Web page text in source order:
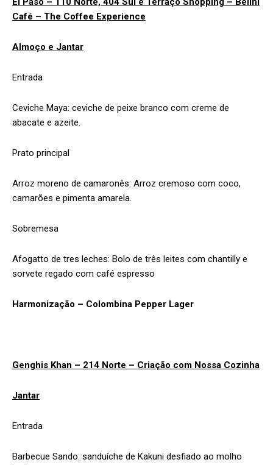
Café – The Coffee Experience
Almoço e Jantar
Entrada
Ceviche Maya: ceviche de peixe branco com creme de
abacate e azeite.
Prato principal
Arroz moreno de camaronês: Arroz cremoso com coco,
camarões e pimenta amarela.
Sobremesa
Afogatto de tres leches: Bolo de três leites com chantilly e
sorvete regado com café espresso
Harmonização – Colombina Pepper Lager
Genghis Khan – 214 Norte – Criação com Nossa Cozinha
Jantar
Entrada
Barbecue Sando: sanduíche de Kakuni desfiado ao molho